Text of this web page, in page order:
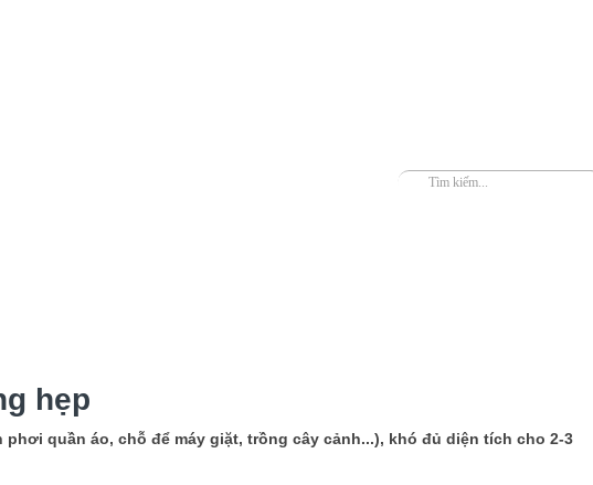
hẹp
quần áo, chỗ để máy giặt, trồng cây cảnh...), khó đủ diện tích cho 2-3